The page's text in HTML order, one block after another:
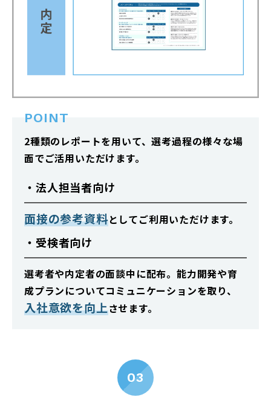
POINT
2種類のレポートを用いて、選考過程の様々な場
面でご活用いただけます。
・法人担当者向け
面接の参考資料としてご利用いただけます。
・受検者向け
選考者や内定者の面談中に配布。能力開発や育
成プランについてコミュニケーションを取り、
入社意欲を向上させます。
03